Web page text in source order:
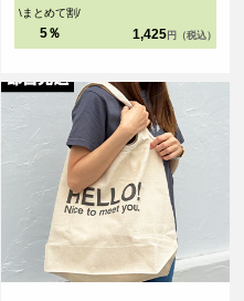
す！（※弊社オリジナルバッグのた
\まとめて割/
5％ 1,425 円（税込）